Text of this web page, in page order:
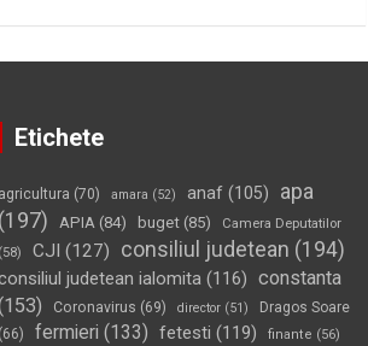
Etichete
agricultura (70) amara (52) anaf(105)
apa
(197)
APIA(84) buget(85)
Camera Deputatilor
(58)
CJI (127) consiliul judetean (194)
judetean ialomita(116) constanta
Coronavirus (69) director(51)
Dragos Soare
(66)
fermieri (133) fetesti (119) finante (56)